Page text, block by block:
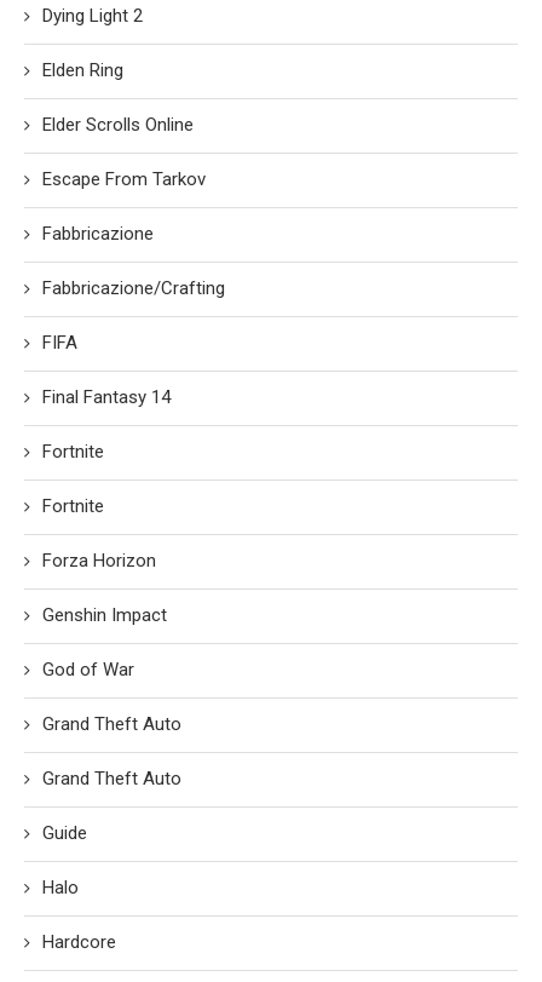
Dying Light 2
Elden Ring
Elder Scrolls Online
Escape From Tarkov
Fabbricazione
Fabbricazione/Crafting
FIFA
Final Fantasy 14
Fortnite
Fortnite
Forza Horizon
Genshin Impact
God of War
Grand Theft Auto
Grand Theft Auto
Guide
Halo
Hardcore